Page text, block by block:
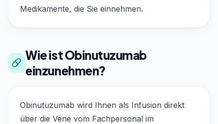
Medikamente, die Sie einnehmen.
Wie ist Obinutuzumab
einzunehmen?
Obinutuzumab wird Ihnen als Infusion direkt
über die Vene vom Fachpersonal im